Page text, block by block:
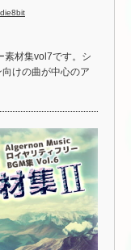
素材集vol7です。シ
けの曲が中心のア